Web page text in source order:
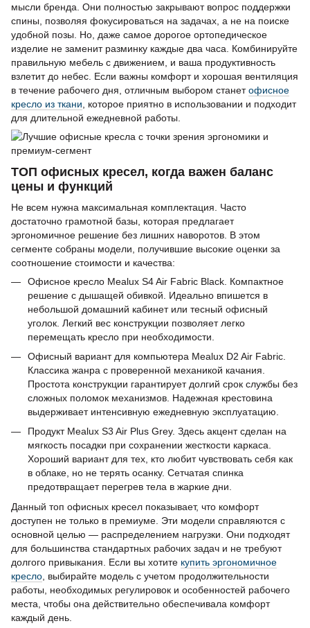
мысли бренда. Они полностью закрывают вопрос поддержки
спины, позволяя фокусироваться на задачах, а не на поиске
удобной позы. Но, даже самое дорогое ортопедическое
изделие не заменит разминку каждые два часа. Комбинируйте
правильную мебель с движением, и ваша продуктивность
взлетит до небес. Если важны комфорт и хорошая вентиляция
в течение рабочего дня, отличным выбором станетофисное
кресло из ткани , которое приятно в использовании и подходит
для длительной ежедневной работы.
ТОП офисных кресел, когда важен баланс
цены и функций
Не всем нужна максимальная комплектация. Часто
достаточно грамотной базы, которая предлагает
эргономичное решение без лишних наворотов. В этом
сегменте собраны модели, получившие высокие оценки за
соотношение стоимости и качества:
Офисное кресло Mealux S4 Air Fabric Black. Компактное
решение с дышащей обивкой. Идеально впишется в
небольшой домашний кабинет или тесный офисный
уголок. Легкий вес конструкции позволяет легко
перемещать кресло при необходимости.
Офисный вариант для компьютера Mealux D2 Air Fabric.
Классика жанра с проверенной механикой качания.
Простота конструкции гарантирует долгий срок службы без
сложных поломок механизмов. Надежная крестовина
выдерживает интенсивную ежедневную эксплуатацию.
Продукт Mealux S3 Air Plus Grey. Здесь акцент сделан на
мягкость посадки при сохранении жесткости каркаса.
Хороший вариант для тех, кто любит чувствовать себя как
в облаке, но не терять осанку. Сетчатая спинка
предотвращает перегрев тела в жаркие дни.
Данный топ офисных кресел показывает, что комфорт
доступен не только в премиуме. Эти модели справляются с
основной целью — распределением нагрузки. Они подходят
для большинства стандартных рабочих задач и не требуют
долгого привыкания. Если вы хотите купить эргономичное
кресло , выбирайте модель с учетом продолжительности
работы, необходимых регулировок и особенностей рабочего
места, чтобы она действительно обеспечивала комфорт
каждый день.